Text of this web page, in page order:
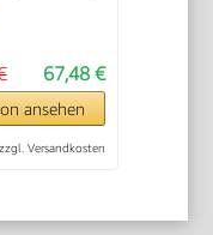
67,48 €
ansehen
Versandkosten